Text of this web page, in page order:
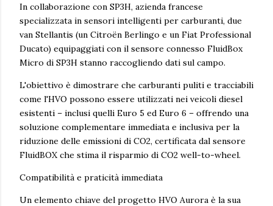
In collaborazione con SP3H, azienda francese
specializzata in sensori intelligenti per carburanti, due
van Stellantis (un Citroën Berlingo e un Fiat Professional
Ducato) equipaggiati con il sensore connesso FluidBox
Micro di SP3H stanno raccogliendo dati sul campo.
L'obiettivo è dimostrare che carburanti puliti e tracciabili
come l'HVO possono essere utilizzati nei veicoli diesel
esistenti – inclusi quelli Euro 5 ed Euro 6 – offrendo una
soluzione complementare immediata e inclusiva per la
riduzione delle emissioni di CO2, certificata dal sensore
FluidBOX che stima il risparmio di CO2 well-to-wheel.
Compatibilità e praticità immediata
Un elemento chiave del progetto HVO Aurora è la sua